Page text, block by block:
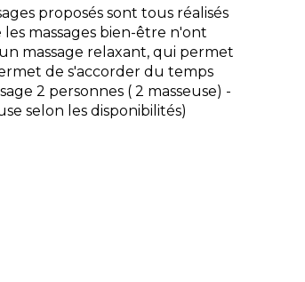
proposés sont tous réalisés
massages bien-être n'ont
massage relaxant, qui permet
de s'accorder du temps
2 personnes ( 2 masseuse) -
selon les disponibilités)